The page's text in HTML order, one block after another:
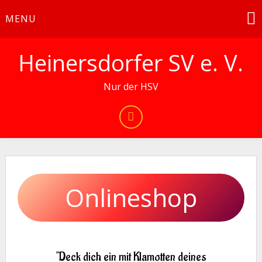
toMENU
Heinersdorfer SV e. V.
Nur der HSV
Onlineshop
"Deck dich ein mit Klamotten deines